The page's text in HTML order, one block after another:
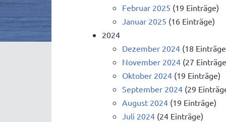
Februar 2025 (19 Einträge)
Januar 2025 (16 Einträge)
2024
Dezember 2024 (18
November 2024 (27
Oktober 2024 (19 Einträge)
September 2024 (29
August 2024 (19 Einträge)
Juli 2024 (24 Einträge)